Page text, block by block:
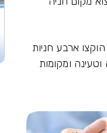
ארבע חניות
ומקומות